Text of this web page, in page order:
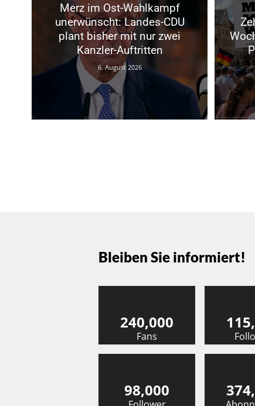
Merz im Ost-Wahlkampf
unerwünscht: Landes-CDU
plant bisher mit nur zwei
Kanzler-Auftritten
6. August 2026
Bleiben Sie informiert!
240,000
Fans
98,000